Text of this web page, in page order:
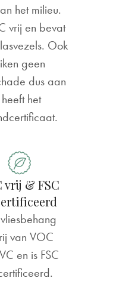
het milieu.
vrij en bevat
Ook
geen
dus aan
het
vrij & FSC
van VOC
en is FSC